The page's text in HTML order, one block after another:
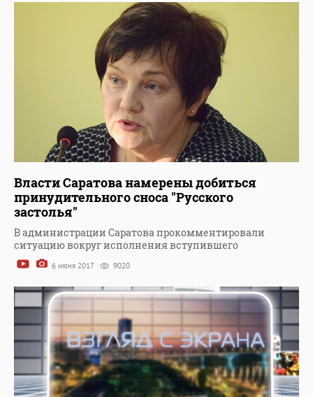
Власти Саратова намерены добиться
принудительного сноса "Русского
застолья"
В администрации Саратова прокомментировали
ситуацию вокруг исполнения вступившего
6 июня 2017 9020